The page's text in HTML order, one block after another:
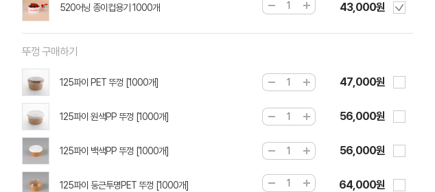
520어닝 종이컵용기 1000개 43,000원
뚜껑 구매하기
125파이 PET 뚜껑 [1000개] 47,000원
125파이 원색PP 뚜껑 [1000개] 56,000원
125파이 백색PP 뚜껑 [1000개] 56,000원
125파이 둥근투명PET 뚜껑 [1000개] 64,000원